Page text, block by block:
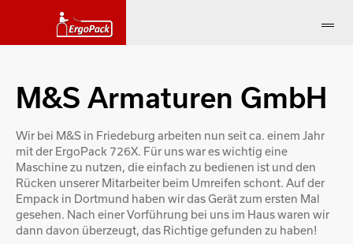
M&S Armaturen GmbH
Wir bei M&S in Friedeburg arbeiten nun seit ca. einem Jahr
mit der ErgoPack 726X. Für uns war es wichtig eine
Maschine zu nutzen, die einfach zu bedienen ist und den
Rücken unserer Mitarbeiter beim Umreifen schont. Auf der
Empack in Dortmund haben wir das Gerät zum ersten Mal
gesehen. Nach einer Vorführung bei uns im Haus waren wir
dann davon überzeugt, das Richtige gefunden zu haben!